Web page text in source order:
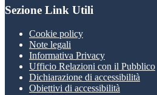
Sezione Link Utili
Cookie policy
Note legali
Informativa Privacy
Ufficio Relazioni con il Pubblico
Dichiarazione di accessibilità
Obiettivi di accessibilità